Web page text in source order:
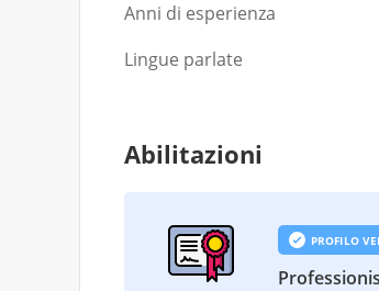
Anni di esperienza
Lingue parlate
Abilitazioni
PROFILO